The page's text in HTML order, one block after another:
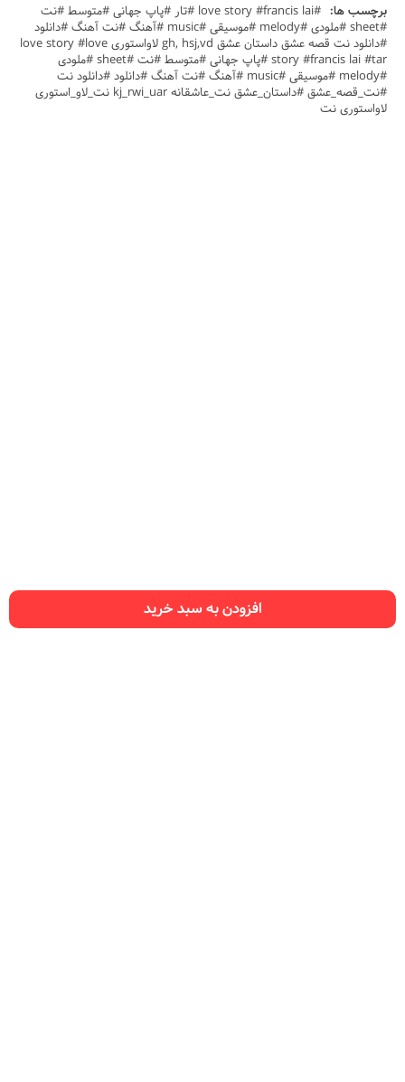
افزودن به سبد خرید
برچسب ها:
#love story #francis lai #تار #پاپ جهانی #متوسط #نت
#sheet #ملودی #melody #موسیقی #music #آهنگ #نت آهنگ #دانلود
#دانلود نت قصه عشق داستان عشق gh, hsj,vd لاواستوری love story #love
story #francis lai #tar #پاپ جهانی #متوسط #نت #sheet #ملودی
#melody #موسیقی #music #آهنگ #نت آهنگ #دانلود #دانلود نت
#نت_قصه_عشق #داستان_عشق نت_عاشقانه kj_rwi_uar نت_لاو_استوری
لاواستوری نت